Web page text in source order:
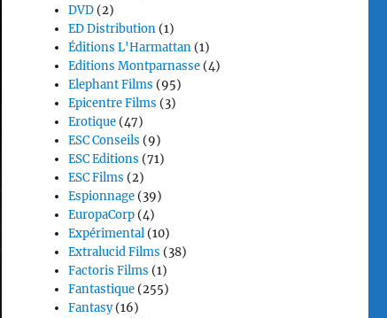
DVD (2)
ED Distribution (1)
Éditions L'Harmattan (1)
Editions Montparnasse (4)
Elephant Films (95)
Epicentre Films (3)
Erotique (47)
ESC Conseils (9)
ESC Editions (71)
ESC Films (2)
Espionnage (39)
EuropaCorp (4)
Expérimental (10)
Extralucid Films (38)
Factoris Films (1)
Fantastique (255)
Fantasy(16)